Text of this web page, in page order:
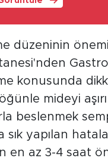
düzeninin
konusunda
mideyi
beslenmek
sık yapılan
en az 3-4 saat